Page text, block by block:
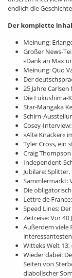
endlich die
Der komplette
Meinung:
Großer News-
»Dank an Max
Meinung: Quo
Der
25 Jahre Carlsen
Die Fukushima-
Star-Mangaka
Schirn-
Cosey-
»Alte Knacker«
Tyler Cross, ein
Craig
Independent-
Jubilare:
Sammlermarkt:
Die
Lettre de
Speed Lines:
Zeitreise: Vor 40
Außerdem viele
Witteks Welt 13:
Wieder dabei:
Seiten von
diabolischer